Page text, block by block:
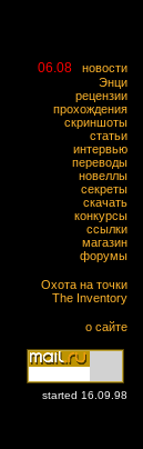
06.08
новости
Энци
рецензии
прохождения
скриншоты
статьи
интервью
переводы
новеллы
секреты
скачать
конкурсы
ссылки
магазин
форумы
Охота на точки
The Inventory
о сайте
started 16.09.98